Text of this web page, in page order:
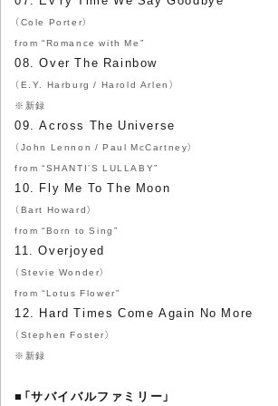
（Cole Porter）
from “Romance with Me”
08. Over The Rainbow
（E.Y. Harburg / Harold Arlen）
※新録
09. Across The Universe
（John Lennon / Paul McCartney）
from “SHANTI’S LULLABY”
10. Fly Me To The Moon
（Bart Howard）
from “Born to Sing”
11. Overjoyed
（Stevie Wonder）
from “Lotus Flower”
12. Hard Times Come Again No More
（Stephen Foster）
※新録
■ 「サバイバルファミリー」